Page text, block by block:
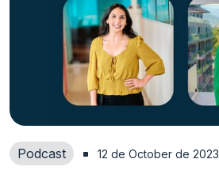
Podcast 12 de October de 2023